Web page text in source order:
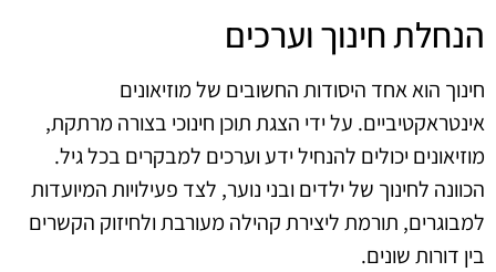
הנחלת חינוך וערכים
חינוך הוא אחד היסודות החשובים של מוזיאונים
אינטראקטיביים. על ידי הצגת תוכן חינוכי בצורה מרתקת,
מוזיאונים יכולים להנחיל ידע וערכים למבקרים בכל גיל.
הכוונה לחינוך של ילדים ובני נוער, לצד פעילויות המיועדות
למבוגרים, תורמת ליצירת קהילה מעורבת ולחיזוק הקשרים
בין דורות שונים.